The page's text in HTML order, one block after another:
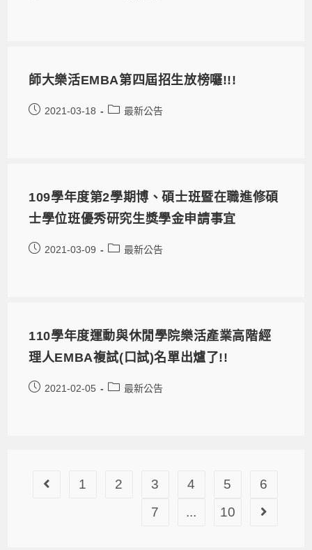
師大樂活EMBA第四屆招生放榜囉!!!
2021-03-18 最新公告
109學年度第2學期博、碩士班暨在職進修碩
士學位班優秀研究生獎學金申請事宜
2021-03-09 最新公告
110學年度運動與休閒學院樂活產業高階經
理人EMBA複試(口試)名單出爐了!!
2021-02-05 最新公告
1 2 3 4 5
6
7
... 10